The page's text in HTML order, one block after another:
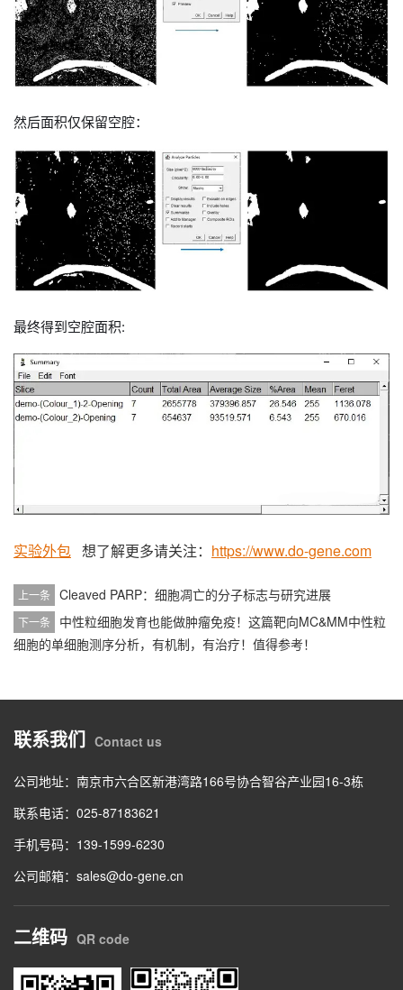
然后面积仅保留空腔：
最终得到空腔面积:
实验外包 想了解更多请关注： https://www.do-gene.com
上一条 Cleaved PARP：细胞凋亡的分子标志与研究进展
下一条
中性粒细胞发育也能做肿瘤免疫！这篇靶向MC&MM中性粒
细胞的单细胞测序分析，有机制，有治疗！值得参考！
联系我们 Contact us
公司地址：南京市六合区新港湾路166号协合智谷产业园16-3栋
联系电话：025-87183621
手机号码：139-1599-6230
公司邮箱：sales@do-gene.cn
二维码 QR code